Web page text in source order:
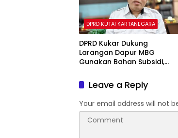
DPRD KUTAI KARTANEGARA
DPRD Kukar Dukung
Larangan Dapur MBG
Gunakan Bahan Subsidi,
Rampas Hak Masyarakat
Leave a Reply
Your email address will not